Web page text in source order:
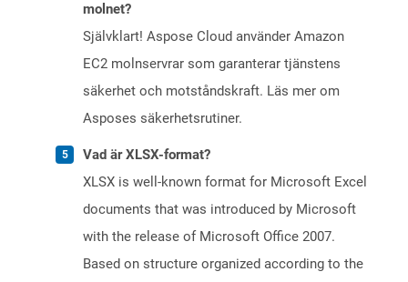
molnet?
Självklart! Aspose Cloud använder Amazon
EC2 molnservrar som garanterar tjänstens
säkerhet och motståndskraft. Läs mer om
Asposes säkerhetsrutiner.
Vad är XLSX-format?
XLSX is well-known format for Microsoft Excel
documents that was introduced by Microsoft
with the release of Microsoft Office 2007.
Based on structure organized according to the